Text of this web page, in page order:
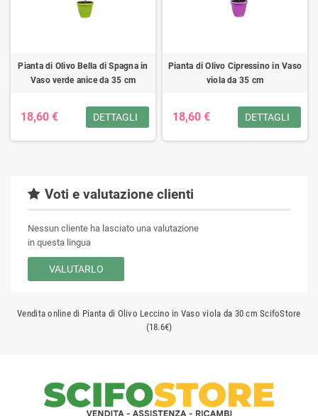
Pianta di Olivo Bella di Spagna in
Vaso verde anice da 35 cm
18,60 € DETTAGLI
Pianta di Olivo Cipressino in Vaso
viola da 35 cm
18,60 € DETTAGLI
Voti e valutazione clienti
Nessun cliente ha lasciato una valutazione
in questa lingua
VALUTARLO
Vendita online di Pianta di Olivo Leccino in Vaso viola da 30 cm ScifoStore
(18.6€)